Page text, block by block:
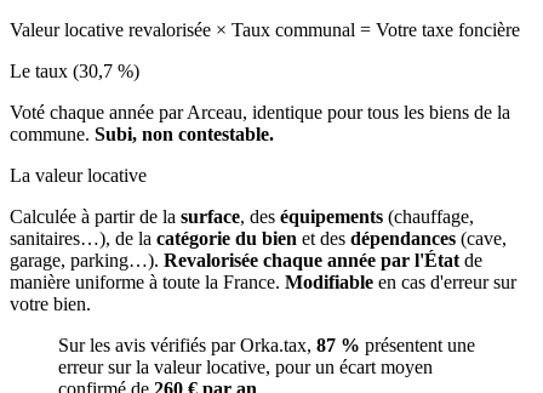
Valeur locative revalorisée × Taux communal = Votre taxe foncière
Le taux (30,7 %)
Voté chaque année par Arceau, identique pour tous les biens de la
commune. Subi, non contestable.
La valeur locative
Calculée à partir de la surface, des équipements (chauffage,
sanitaires…), de la catégorie du bien et des dépendances (cave,
garage, parking…). Revalorisée chaque année par l'État de
manière uniforme à toute la France. Modifiable en cas d'erreur sur
votre bien.
Sur les avis vérifiés par Orka.tax, 87 % présentent une
erreur sur la valeur locative, pour un écart moyen
confirmé de 260 € par an.